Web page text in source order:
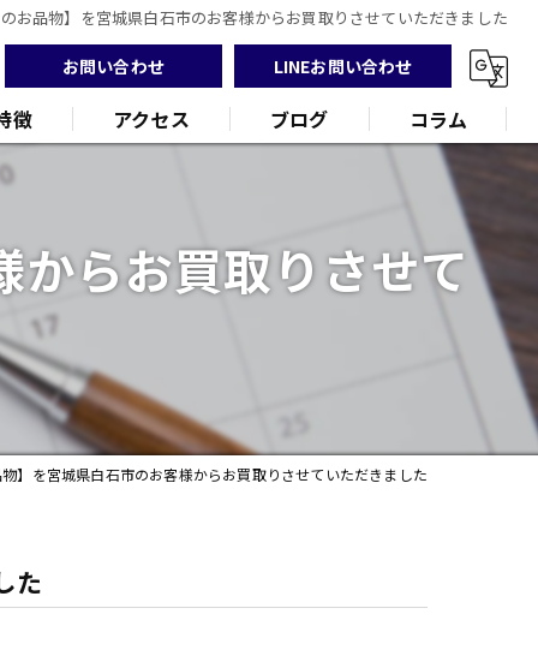
のお品物】を宮城県白石市のお客様からお買取りさせていただきました
お問い合わせ LINEお問い合わせ
徴 アクセス ブログ コラム
らお買取りさせて
物】を宮城県白石市のお客様からお買取りさせていただきました
た